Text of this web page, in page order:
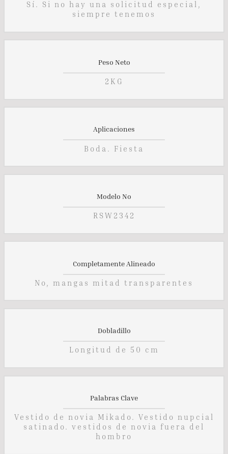
Sí. Si no hay una solicitud especial,
siempre tenemos
Peso Neto
2KG
Aplicaciones
Boda. Fiesta
Modelo No
RSW2342
Completamente Alineado
No, mangas mitad transparentes
Dobladillo
Longitud de 50 cm
Palabras Clave
Vestido de novia Mikado. Vestido nupcial
satinado. vestidos de novia fuera del
hombro